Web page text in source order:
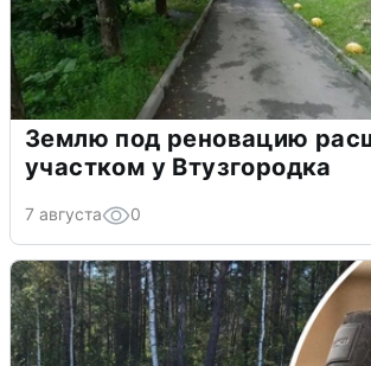
Землю под реновацию
участком у Втузгородка
7 августа 0